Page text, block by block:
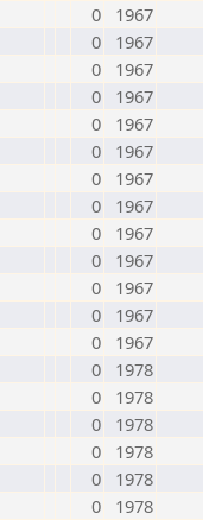
0
1967
0
1967
0
1967
0
1967
0
1967
0
1967
0
1967
0
1967
0
1967
0
1967
0
1967
0
1967
0
1967
0
1978
0
1978
0
1978
0
1978
0
1978
0
1978